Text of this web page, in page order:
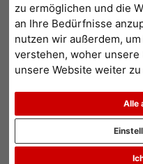
zu ermöglichen und die
an Ihre Bedürfnisse
nutzen wir außerdem,
verstehen, woher unsere
unsere Website weiter
Alle